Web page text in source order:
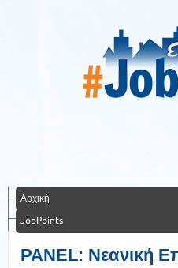
Αρχική
JobPoints
PANEL: Νεανική